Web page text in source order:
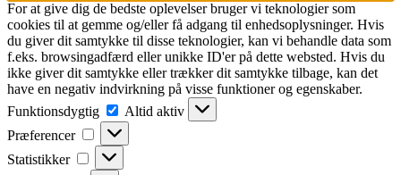
For at give dig de bedste oplevelser bruger vi teknologier som
cookies til at gemme og/eller få adgang til enhedsoplysninger. Hvis
du giver dit samtykke til disse teknologier, kan vi behandle data som
f.eks. browsingadfærd eller unikke ID'er på dette websted. Hvis du
ikke giver dit samtykke eller trækker dit samtykke tilbage, kan det
have en negativ indvirkning på visse funktioner og egenskaber.
Funktionsdygtig
Funktionsdygtig
Altid aktiv
Præferencer
Præferencer
Statistikker Statistikker